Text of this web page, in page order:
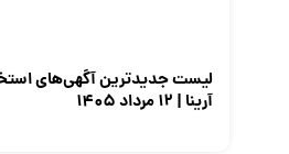
لیست جدیدترین آگهی‌های
آرینا | ۱۲ مرداد ۱۴۰۵